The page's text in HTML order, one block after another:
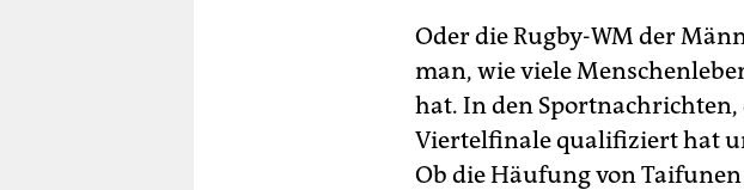
Oder die Rugby-WM der
man, wie viele
hat. In den Sportnachrichten,
Viertelfinale qualifiziert hat
Ob die Häufung von